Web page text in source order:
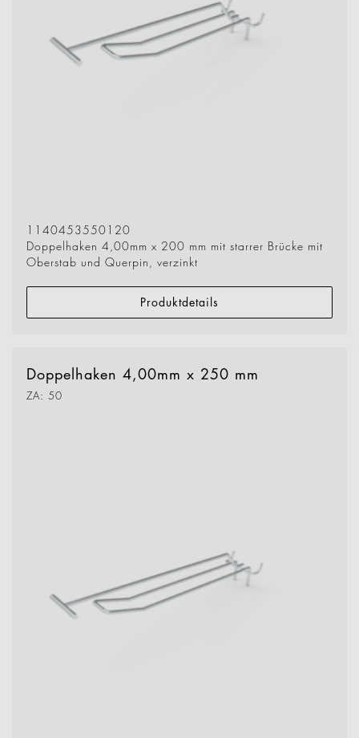
1140453550120
Doppelhaken 4,00mm x 200 mm mit starrer Brücke mit
Oberstab und Querpin, verzinkt
Produktdetails
Doppelhaken 4,00mm x 250 mm
ZA: 50